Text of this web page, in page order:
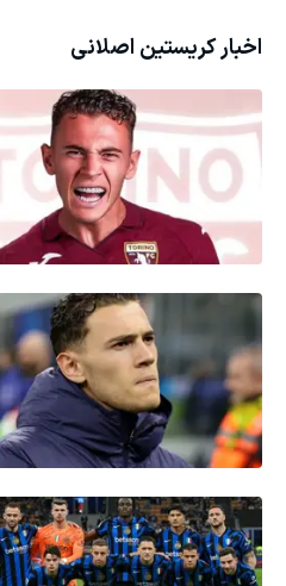
اخبارکریستین اصلانی